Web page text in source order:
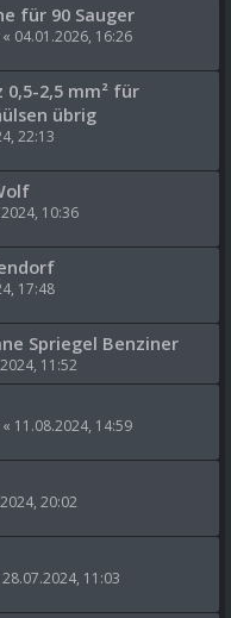
für 90 Sauger
« 04.01.2026, 16:26
0,5-2,5 mm² für
übrig
22:13
10:36
17:48
Spriegel Benziner
11:52
« 11.08.2024, 14:59
20:02
28.07.2024, 11:03